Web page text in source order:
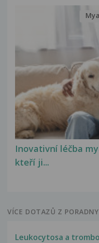
Inovativní léčba
kteří ji...
VÍCE DOTAZŮ Z PORADNY
Leukocytosa a